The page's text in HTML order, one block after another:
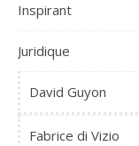
Inspirant
Juridique
David Guyon
Fabrice di Vizio